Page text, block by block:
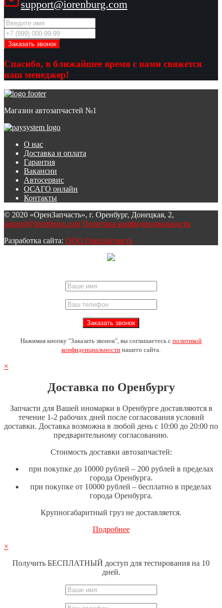
support@iorenburg.com
Спасибо, в ближайшее время с вами свяжется
наш менеджер!
Магазин автозапчастей №1
О нас
Доставка и оплата
Гарантия
Вакансии
Автосервис
ОСАГО онлайн
Контакты
© 2020 «ОренЗапчасть», г. Оренбург, Донецкая, 2,
support@iorenburg.com Политика конфиденциальности
Разработка сайта: ООО ОренЗапчасть
Нажимая кнопку "Заказать звонок", вы соглашаетесь с политикой
конфиденциальности нашего сайта.
×
Доставка по Оренбургу
Запчасти для Вашей иномарки в Оренбурге доставляются в
течение 1-2 рабочих дней после согласования условий
доставки. Доставка возможна в любой день с 10:00 до 20:00 по
предварительному согласованию.
Стоимость доставки автозапчастей:
при покупке до 10000 рублей – 200 рублей в пределах
города Оренбурга.
при покупке от 10000 рублей – бесплатно в пределах
города Оренбурга.
Крупногабаритный груз не доставляется.
Подробнее
×
Получить БЕСПЛАТНЫЙ доступ для тестирования на 10
дней.